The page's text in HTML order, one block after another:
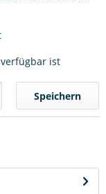
verfügbar ist
Speichern